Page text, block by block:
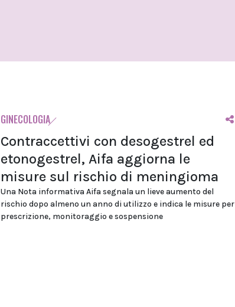
GINECOLOGIA
Contraccettivi con desogestrel ed
etonogestrel, Aifa aggiorna le
misure sul rischio di meningioma
Una Nota informativa Aifa segnala un lieve aumento del
rischio dopo almeno un anno di utilizzo e indica le misure per
prescrizione, monitoraggio e sospensione